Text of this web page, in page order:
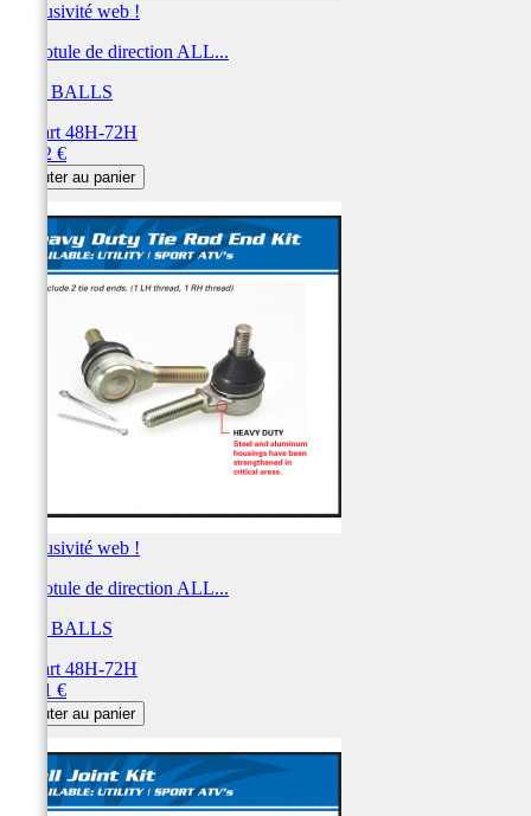
Exclusivité web !
Kit rotule de direction ALL...
ALL BALLS
Départ 48H-72H
67,12 €
Ajouter au panier
Exclusivité web !
Kit rotule de direction ALL...
ALL BALLS
Départ 48H-72H
66,91 €
Ajouter au panier